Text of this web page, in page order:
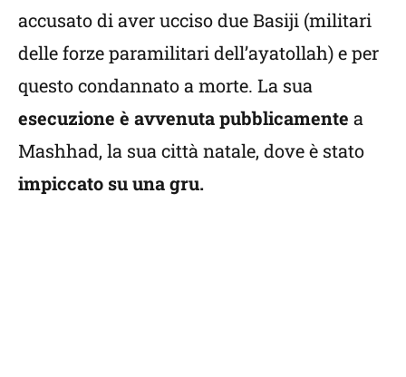
accusato di aver ucciso due Basiji (militari
delle forze paramilitari dell’ayatollah) e per
questo condannato a morte. La sua
esecuzione è avvenuta pubblicamente a
Mashhad, la sua città natale, dove è stato
impiccato su una gru.